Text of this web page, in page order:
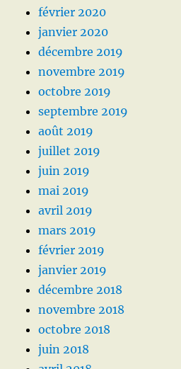
février 2020
janvier 2020
décembre 2019
novembre 2019
octobre 2019
septembre 2019
août 2019
juillet 2019
juin 2019
mai 2019
avril 2019
mars 2019
février 2019
janvier 2019
décembre 2018
novembre 2018
octobre 2018
juin 2018